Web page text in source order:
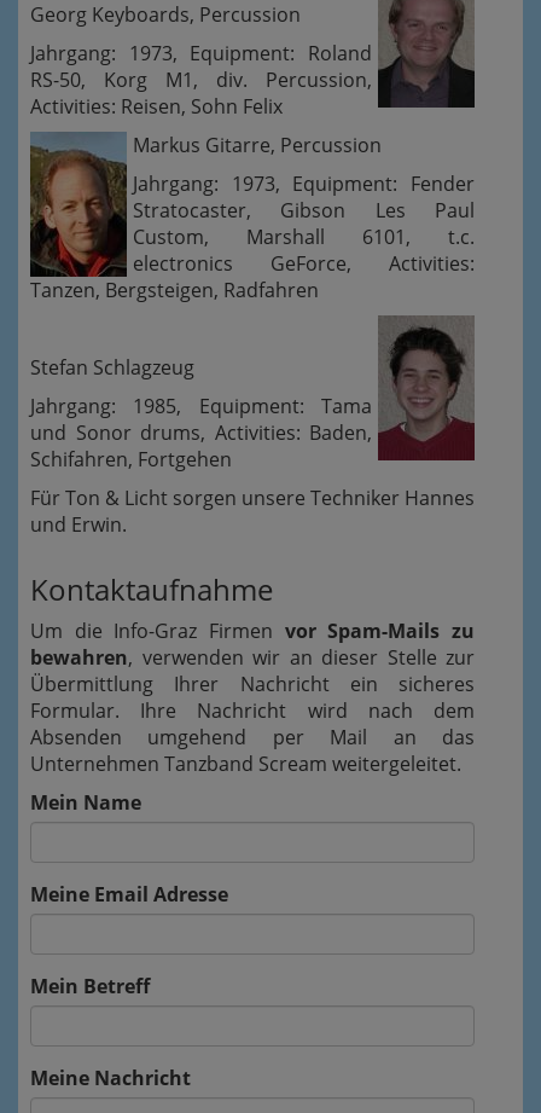
Georg Keyboards, Percussion
Jahrgang: 1973, Equipment: Roland
RS-50, Korg M1, div. Percussion,
Activities: Reisen, Sohn Felix
Markus Gitarre, Percussion
Jahrgang: 1973, Equipment: Fender
Stratocaster, Gibson Les Paul
Custom, Marshall 6101, t.c.
electronics GeForce, Activities:
Tanzen, Bergsteigen, Radfahren
Stefan Schlagzeug
Jahrgang: 1985, Equipment: Tama
und Sonor drums, Activities: Baden,
Schifahren, Fortgehen
Für Ton & Licht sorgen unsere Techniker Hannes
und Erwin.
Kontaktaufnahme
Um die Info-Graz Firmen vor Spam-Mails zu
bewahren, verwenden wir an dieser Stelle zur
Übermittlung Ihrer Nachricht ein sicheres
Formular. Ihre Nachricht wird nach dem
Absenden umgehend per Mail an das
Unternehmen Tanzband Scream weitergeleitet.
Mein Name
Meine Email Adresse
Mein Betreff
Meine Nachricht